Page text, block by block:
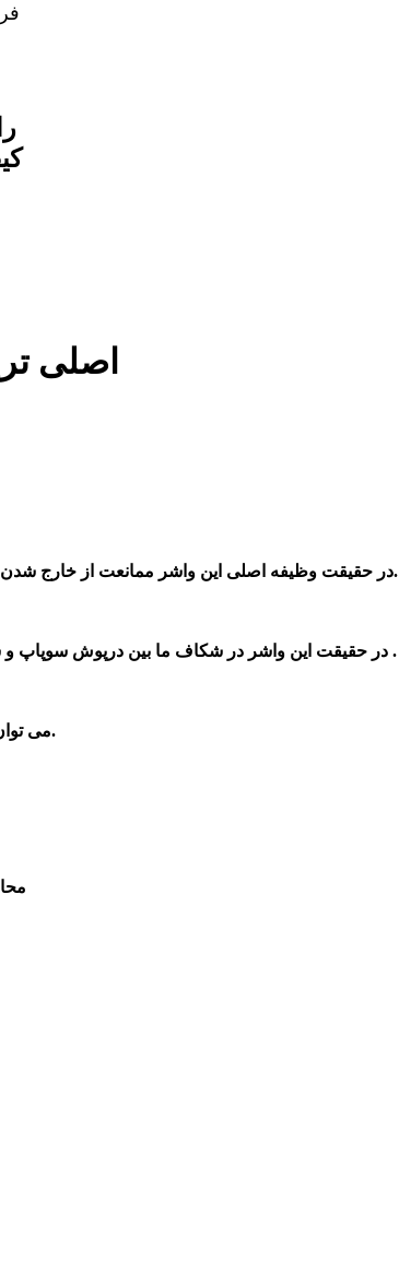
اصلی
در حقیقت وظیفه اصلی این واشر ممانعت از خارج شدن و نشتی روغن است که بر اثر حرارت و فشار بالا سبب خرابی این قسمت می شود.
در حقیقت این واشر در شکاف ما بین درپوش سوپاپ و .
میجنس واشر درب سوپاپ ام وی ام 315 قدیم از سیلیکون مخصوص است.
3-